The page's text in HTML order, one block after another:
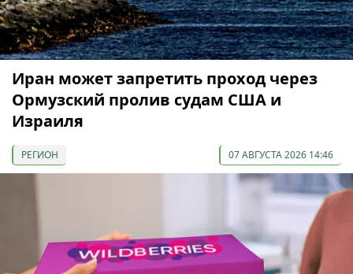
Иран может запретить проход через
Ормузский пролив судам США и
Израиля
РЕГИОН 07 АВГУСТА 2026 14:46